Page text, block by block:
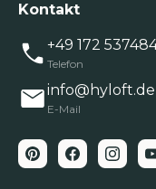
Kontakt
+49 172
Telefon
info@hyloft.de
E-Mail